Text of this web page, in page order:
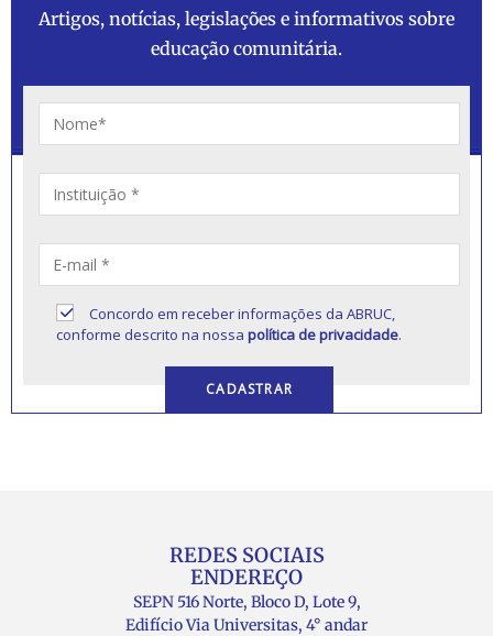
Artigos, notícias, legislações e informativos sobre
educação comunitária.
Concordo em receber informações da ABRUC,
conforme descrito na nossapolítica de privacidade.
REDES SOCIAIS
ENDEREÇO
SEPN 516 Norte, Bloco D, Lote 9,
Edifício Via Universitas, 4° andar